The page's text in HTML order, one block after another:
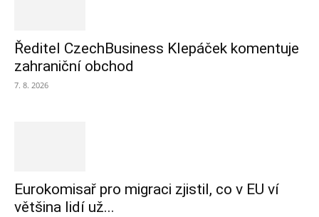
Ředitel CzechBusiness Klepáček komentuje
zahraniční obchod
7. 8. 2026
Eurokomisař pro migraci zjistil, co v EU ví
většina lidí už...